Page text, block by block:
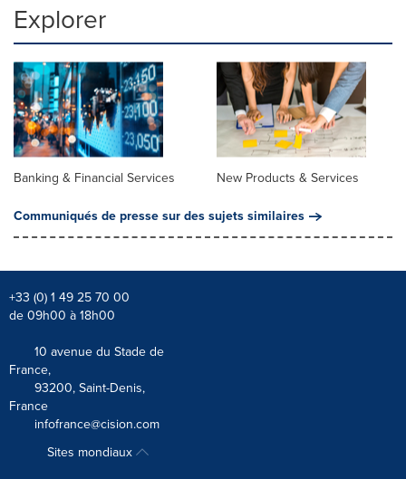
Explorer
Banking & Financial Services
New Products & Services
Communiqués de presse sur des sujets similaires
+33 (0) 1 49 25 70 00
de 09h00 à 18h00
10 avenue du Stade de
France,
93200, Saint-Denis,
France
infofrance@cision.com
Sites mondiaux